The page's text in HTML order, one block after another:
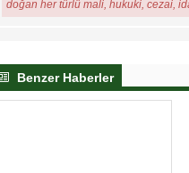
doğan her türlü mali, hukuki, cezai,
Benzer Haberler